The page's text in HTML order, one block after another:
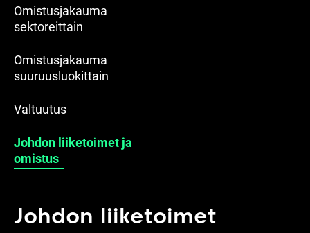
Omistusjakauma
sektoreittain
Omistusjakauma
suuruusluokittain
Valtuutus
Johdon liiketoimet ja
omistus
Johdon liiketoimet